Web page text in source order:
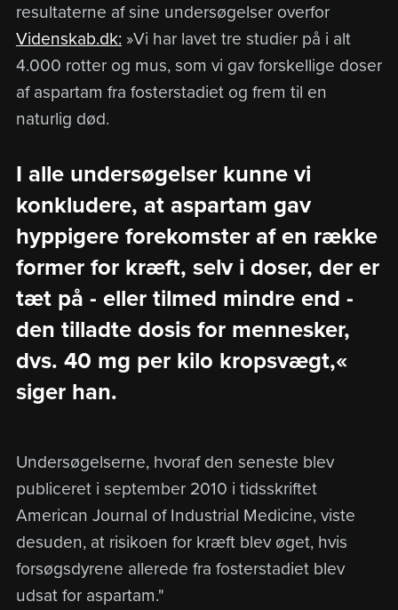
resultaterne af sine undersøgelser overfor
Videnskab.dk: »Vi har lavet tre studier på i alt
4.000 rotter og mus, som vi gav forskellige doser
af aspartam fra fosterstadiet og frem til en
naturlig død.
I alle undersøgelser kunne vi
konkludere, at aspartam gav
hyppigere forekomster af en række
former for kræft, selv i doser, der er
tæt på - eller tilmed mindre end -
den tilladte dosis for mennesker,
dvs. 40 mg per kilo kropsvægt,«
siger han.
Undersøgelserne, hvoraf den seneste blev
publiceret i september 2010 i tidsskriftet
American Journal of Industrial Medicine, viste
desuden, at risikoen for kræft blev øget, hvis
forsøgsdyrene allerede fra fosterstadiet blev
udsat for aspartam."